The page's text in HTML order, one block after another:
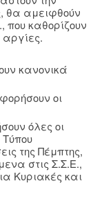
θα αμειφθούν
καθορίζουν
αργίες.
κανονικά
οι
όλες οι
Τύπου
της Πέμπτης,
στις Σ.Σ.Ε.,
Κυριακές και